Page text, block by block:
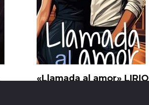
«Llamada al amor» LIRIO